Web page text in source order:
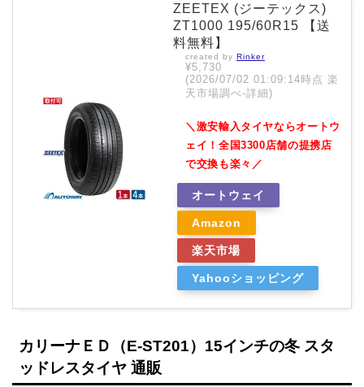
ZEETEX (ジーテックス)
ZT1000 195/60R15 【送
料無料】
created by Rinker
¥5,730
(2026/07/02 01:09:14時点 楽
天市場調べ-詳細)
＼激安輸入タイヤならオートウ
ェイ！全国3300店舗の提携店
で交換も楽々／
オートウェイ
Amazon
楽天市場
Yahooショッピング
カリーナＥＤ（E-ST201）15インチの冬 スタ
ッドレスタイヤ 通販